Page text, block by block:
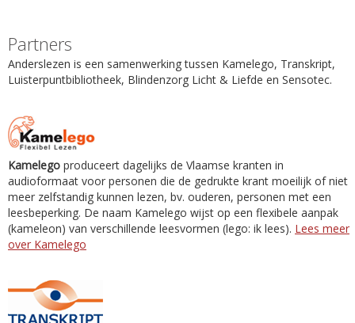
Partners
Anderslezen is een samenwerking tussen Kamelego, Transkript,
Luisterpuntbibliotheek, Blindenzorg Licht & Liefde en Sensotec.
Kamelego produceert dagelijks de Vlaamse kranten in
audioformaat voor personen die de gedrukte krant moeilijk of niet
meer zelfstandig kunnen lezen, bv. ouderen, personen met een
leesbeperking. De naam Kamelego wijst op een flexibele aanpak
(kameleon) van verschillende leesvormen (lego: ik lees). Lees meer
over Kamelego